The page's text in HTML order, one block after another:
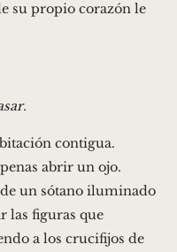
su propio corazón le
contigua.
abrir un ojo.
un sótano iluminado
las figuras que
a los crucifijos de